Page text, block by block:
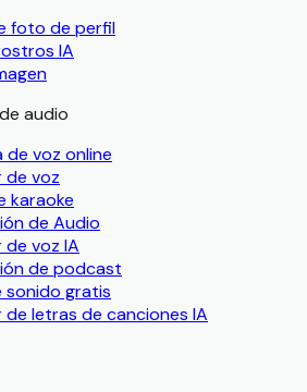
foto de perfil
IA
audio
voz online
de voz
karaoke
de Audio
voz IA
de podcast
sonido gratis
letras de canciones IA